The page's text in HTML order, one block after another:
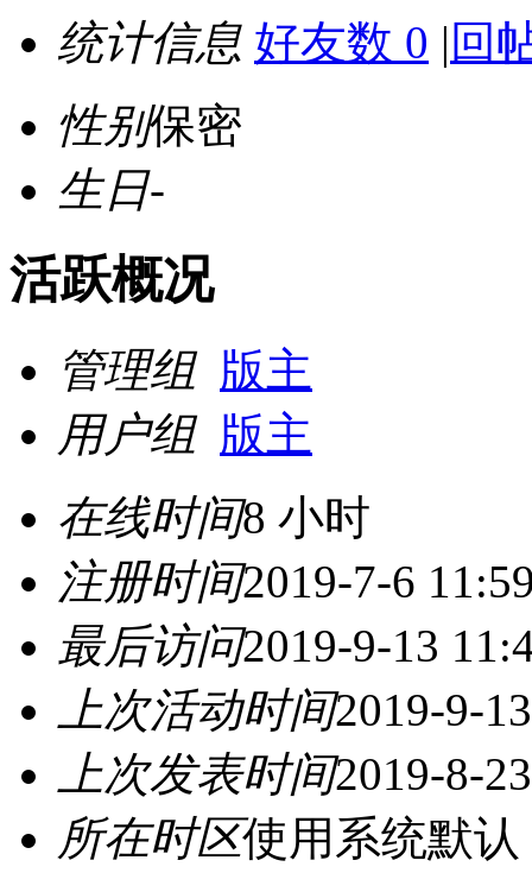
统计信息 好友数 0 | 回
性别保密
生日-
活跃概况
管理组 版主
用户组 版主
在线时间8 小时
注册时间2019-7-6
最后访问2019-9-13
上次活动时间2019-9-
上次发表时间2019-8-
所在时区使用系统默认